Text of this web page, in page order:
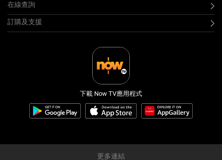
在線查詢
訂購及支援
下載 Now TV應用程式
更多連結